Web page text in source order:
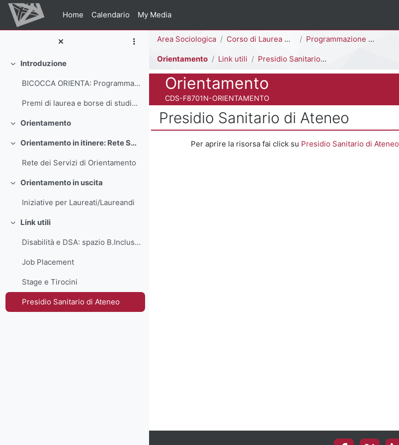
Vai al contenuto principale
Home
Calendario My Media
Minimizza
Introduzione
BICOCCA ORIENTA: Programmazione e gestione delle politiche e dei servizi sociali
Premi di laurea e borse di studio Esterni
Minimizza
Orientamento
Minimizza Orientamento in itinere: Rete Servizi d'Orientamento
Rete dei Servizi di Orientamento
Minimizza
Orientamento in uscita
Iniziative per Laureati/Laureandi
Minimizza
Link utili
Disabilità e DSA: spazio B.Inclusion
Job Placement
Stage e Tirocini
Presidio Sanitario di Ateneo
Percorso della pagina
Area Sociologica Corso di Laurea Magistrale Programmazione e Gestione delle Politiche e dei Servizi Sociali [F8702N - F8701N]
Orientamento Link utili Presidio Sanitario di Ateneo
Titolo del corso
Orientamento
Codice identificativo del corso
CDS-F8701N-ORIENTAMENTO
Presidio Sanitario di Ateneo
Aggregazione dei criteri
Per aprire la risorsa fai click su Presidio Sanitario di Ateneo